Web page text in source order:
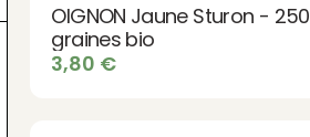
OIGNON Jaune Sturon - 250
graines bio
3,80 €